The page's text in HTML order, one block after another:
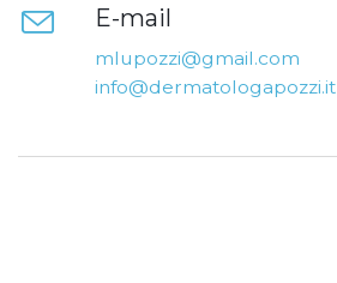
E-mail
mlupozzi@gmail.com
info@dermatologapozzi.it